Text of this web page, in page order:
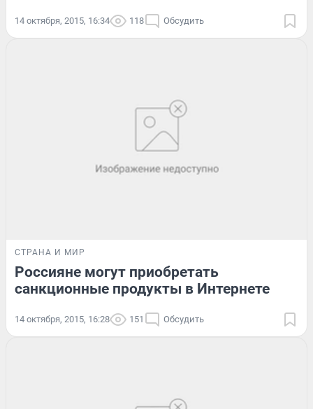
14 октября, 2015, 16:34 118 Обсудить
СТРАНА И МИР
Россияне могут приобретать
санкционные продукты в Интернете
14 октября, 2015, 16:28 151 Обсудить